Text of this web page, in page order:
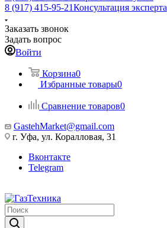
8 (917) 415-95-21Консультация эксперта
Заказать звонок
Задать вопрос
Войти
Корзина0
Избранные товары0
Сравнение товаров0
GastehMarket@gmail.com
г. Уфа, ул. Коралловая, 31
Вконтакте
Telegram